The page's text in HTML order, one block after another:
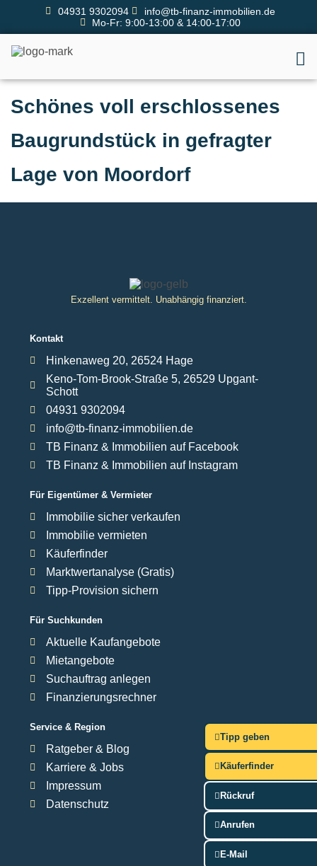
04931 9302094
info@tb-finanz-immobilien.de
Mo-Fr: 9:00-13:00 & 14:00-17:00
Tipp geben
Käuferfinder
Rückruf
Anrufen
E-Mail
Schönes voll erschlossenes
Baugrundstück in gefragter
Lage von Moordorf
Exzellent vermittelt. Unabhängig finanziert.
Kontakt
Hinkenaweg 20, 26524 Hage
Keno-Tom-Brook-Straße 5, 26529 Upgant-
Schott
04931 9302094
info@tb-finanz-immobilien.de
TB Finanz & Immobilien auf Facebook
TB Finanz & Immobilien auf Instagram
Für Eigentümer & Vermieter
Immobilie sicher verkaufen
Immobilie vermieten
Käuferfinder
Marktwertanalyse (Gratis)
Tipp-Provision sichern
Für Suchkunden
Aktuelle Kaufangebote
Mietangebote
Suchauftrag anlegen
Finanzierungsrechner
Service & Region
Ratgeber & Blog
Karriere & Jobs
Impressum
Datenschutz